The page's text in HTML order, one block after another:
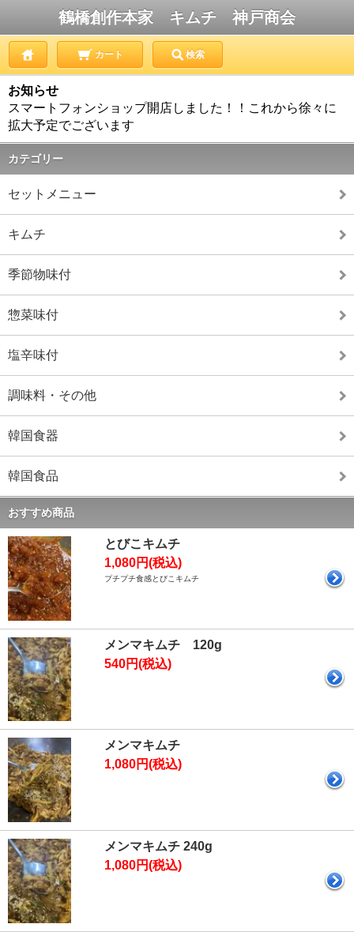
鶴橋創作本家 キムチ 神戸商会
カート 検索
お知らせ
スマートフォンショップ開店しました！！これから徐々に
拡大予定でございます
カテゴリー
セットメニュー
キムチ
季節物味付
惣菜味付
塩辛味付
調味料・その他
韓国食器
韓国食品
おすすめ商品
とびこキムチ
1,080円(税込)
プチプチ食感とびこキムチ
メンマキムチ 120g
540円(税込)
メンマキムチ
1,080円(税込)
メンマキムチ 240g
1,080円(税込)